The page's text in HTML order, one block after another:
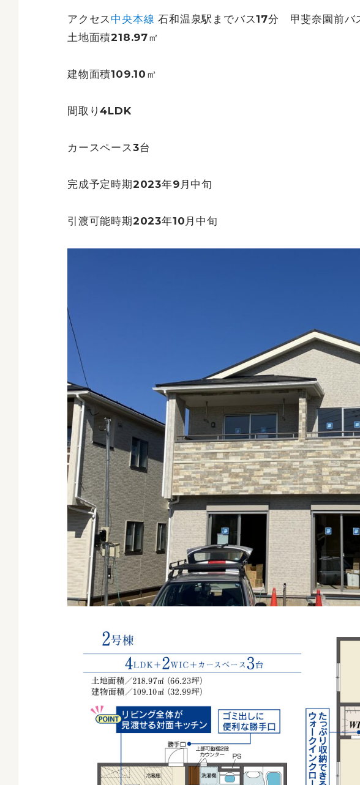
アクセス 中央本線 石和温泉駅までバス17分 甲斐奈園前バ
土地面積218.97㎡
建物面積109.10㎡
間取り4LDK
カースペース3台
完成予定時期2023年9月中旬
引渡可能時期2023年10月中旬